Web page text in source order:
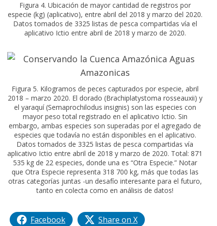
Figura 4. Ubicación de mayor cantidad de registros por
especie (kg) (aplicativo), entre abril del 2018 y marzo del 2020.
Datos tomados de 3325 listas de pesca compartidas vía el
aplicativo Ictio entre abril de 2018 y marzo de 2020.
Figura 5. Kilogramos de peces capturados por especie, abril
2018 – marzo 2020. El dorado (Brachiplatystoma rosseauxii) y
el yaraquí (Semaprochilodus insignis) son las especies con
mayor peso total registrado en el aplicativo Ictio. Sin
embargo, ambas especies son superadas por el agregado de
especies que todavía no están disponibles en el aplicativo.
Datos tomados de 3325 listas de pesca compartidas vía
aplicativo Ictio entre abril de 2018 y marzo de 2020. Total: 871
535 kg de 22 especies, donde una es “Otra Especie.” Notar
que Otra Especie representa 318 700 kg, más que todas las
otras categorías juntas -un desafío interesante para el futuro,
tanto en colecta como en análisis de datos!
Facebook
Share on X